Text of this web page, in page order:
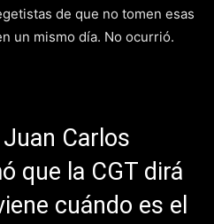
de que no tomen esas
un mismo día. No ocurrió.
Carlos
que la CGT dirá
cuándo es el